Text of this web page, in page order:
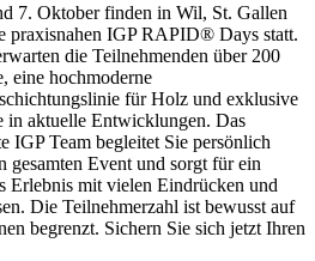
7. Oktober finden in Wil, St. Gallen
praxisnahen IGP RAPID® Days statt.
die Teilnehmenden über 200
eine hochmoderne
für Holz und exklusive
in aktuelle Entwicklungen. Das
IGP Team begleitet Sie persönlich
gesamten Event und sorgt für ein
Erlebnis mit vielen Eindrücken und
Die Teilnehmerzahl ist bewusst auf
begrenzt. Sichern Sie sich jetzt Ihren